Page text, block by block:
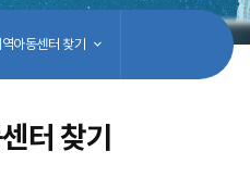
아동센터 찾기
터 찾기